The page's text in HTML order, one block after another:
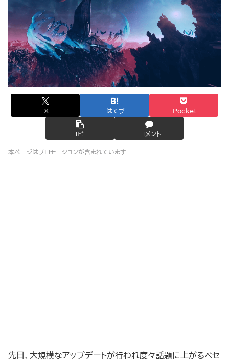
X はてブ Pocket
コピー コメント
本ページはプロモーションが含まれています
先日、大規模なアップデートが行われ度々話題に上がるベセ